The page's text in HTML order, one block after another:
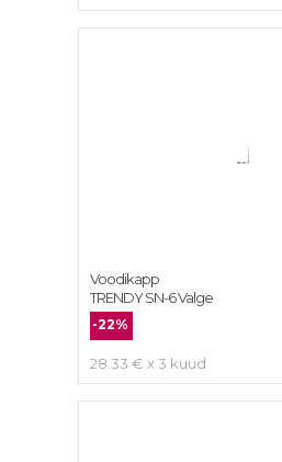
-22%
28.33 € x 3 kuud
Voodikapp
TRENDY SN-6 Valge